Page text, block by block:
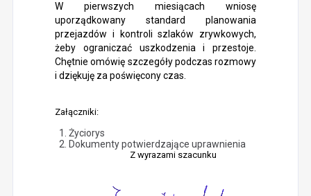
W pierwszych miesiącach wniosę
uporządkowany standard planowania
przejazdów i kontroli szlaków zrywkowych,
żeby ograniczać uszkodzenia i przestoje.
Chętnie omówię szczegóły podczas rozmowy
i dziękuję za poświęcony czas.
Załączniki:
Życiorys
Dokumenty potwierdzające uprawnienia
Z wyrazami szacunku